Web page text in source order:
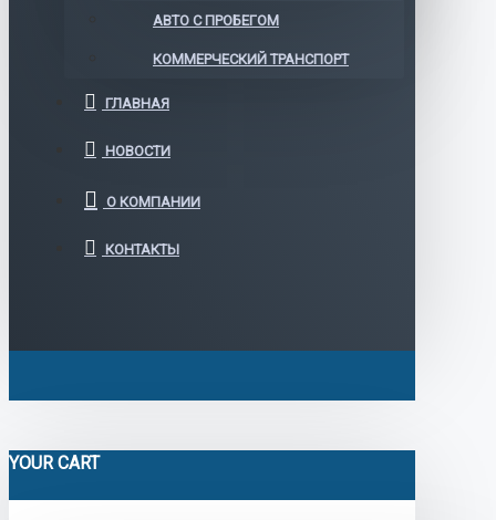
АВТО С ПРОБЕГОМ
КОММЕРЧЕСКИЙ ТРАНСПОРТ
ГЛАВНАЯ
НОВОСТИ
О КОМПАНИИ
КОНТАКТЫ
YOUR CART